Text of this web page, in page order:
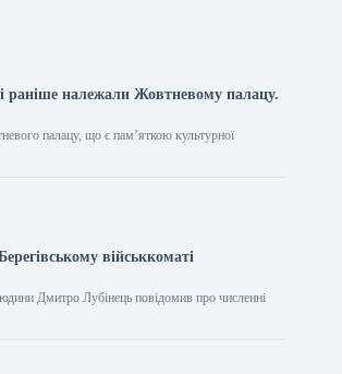
раніше належали Жовтневому палацу.
палацу, що є пам’яткою культурної
військкоматі
Дмитро Лубінець повідомив про численні